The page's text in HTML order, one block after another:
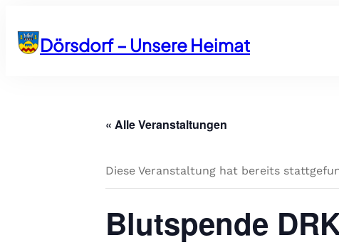
Dörsdorf – Unsere Heimat
« Alle Veranstaltungen
Diese Veranstaltung hat bereits
Blutspende